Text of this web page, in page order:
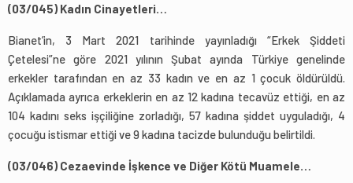
(03/045) Kadın Cinayetleri…
Bianet’in, 3 Mart 2021 tarihinde yayınladığı “Erkek Şiddeti
Çetelesi”ne göre 2021 yılının Şubat ayında Türkiye genelinde
erkekler tarafından en az 33 kadın ve en az 1 çocuk öldürüldü.
Açıklamada ayrıca erkeklerin en az 12 kadına tecavüz ettiği, en az
104 kadını seks işçiliğine zorladığı, 57 kadına şiddet uyguladığı, 4
çocuğu istismar ettiği ve 9 kadına tacizde bulunduğu belirtildi.
(03/046) Cezaevinde İşkence ve Diğer Kötü Muamele…